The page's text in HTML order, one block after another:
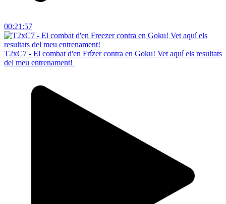
00:21:57
T2xC7 - El combat d'en Frízer contra en Goku! Vet aquí els resultats
del meu entrenament!